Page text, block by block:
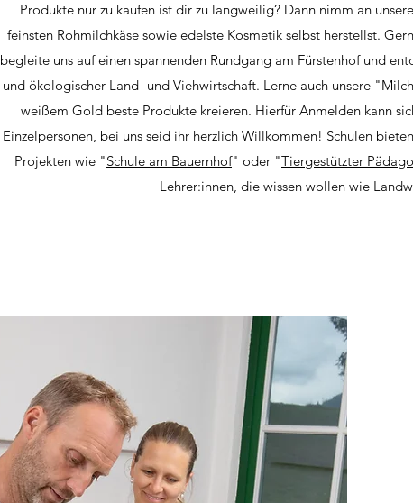
Produkte nur zu kaufen ist dir zu langweilig? Dann nimm an
feinsten Rohmilchkäsesowie edelste Kosmetikselbst herstellst.
begleite uns auf einen spannenden Rundgang am Fürstenhof und
und ökologischer Land- und Viehwirtschaft. Lerne auch unsere
weißem Gold beste Produkte kreieren. Hierfür Anmelden kann
Einzelpersonen, bei uns seid ihr herzlich Willkommen! Schulen
Projekten wie "Schule am Bauernhof" oder "Tiergestützter
Lehrer:innen, die wissen wollen wie